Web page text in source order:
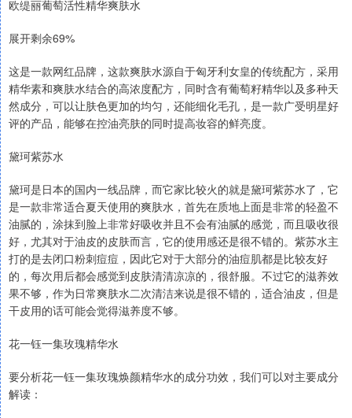
欧缇丽葡萄活性精华爽肤水
展开剩余69%
这是一款网红品牌，这款爽肤水源自于匈牙利女皇的传统配方，采用
精华素和爽肤水结合的高浓度配方，同时含有葡萄籽精华以及多种天
然成分，可以让肤色更加的均匀，还能细化毛孔，是一款广受明星好
评的产品，能够在控油亮肤的同时提高妆容的鲜亮度。
黛珂紫苏水
黛珂是日本的国内一线品牌，而它家比较火的就是黛珂紫苏水了，它
是一款非常适合夏天使用的爽肤水，首先在质地上面是非常的轻盈不
油腻的，涂抹到脸上非常好吸收并且不会有油腻的感觉，而且吸收很
好，尤其对于油皮的皮肤而言，它的使用感还是很不错的。紫苏水主
打的是去闭口粉刺痘痘，因此它对于大部分的油痘肌都是比较友好
的，每次用后都会感觉到皮肤清清凉凉的，很舒服。不过它的滋养效
果不够，作为日常爽肤水二次清洁来说是很不错的，适合油皮，但是
干皮用的话可能会觉得滋养度不够。
花一钰一集玫瑰精华水
要分析花一钰一集玫瑰焕颜精华水的成分功效，我们可以对主要成分
解读：